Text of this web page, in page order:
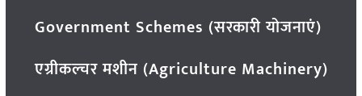
Government Schemes (सरकारी योजनाएं)
एग्रीकल्चर मशीन (Agriculture Machinery)